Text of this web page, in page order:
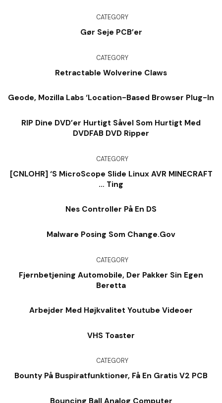
CATEGORY
Gør Seje PCB’er
CATEGORY
Retractable Wolverine Claws
Geode, Mozilla Labs ‘Location-Based Browser Plug-In
RIP Dine DVD’er Hurtigt Såvel Som Hurtigt Med
DVDFAB DVD Ripper
CATEGORY
[CNLOHR] ‘s MicroScope Slide Linux AVR MINECRAFT
… Ting
Nes Controller På En DS
Malware Posing Som Change.Gov
CATEGORY
Fjernbetjening Automobile, Der Pakker Sin Egen
Beretta
Arbejder Med Højkvalitet Youtube Videoer
VHS Toaster
CATEGORY
Bounty På Buspiratfunktioner, Få En Gratis V2 PCB